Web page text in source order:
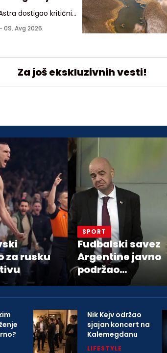
dostigao kritični
što znači da
da pronalazi i
09. Avg 2026.
Za još ekskluzivnih vesti!
za rusku
SPORT
Fudbalski savez
Argentine javno
podržao
predsednika FIFA
Đanija Infantina
Nik Kejv održao
sjajan koncert na
Kalemegdanu
LIFESTYLE